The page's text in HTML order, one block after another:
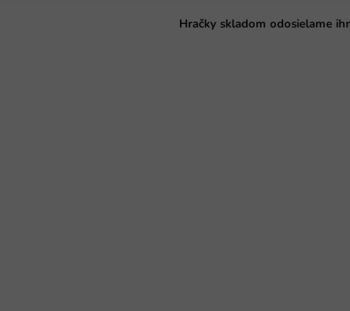
Hračky skladom odosielame